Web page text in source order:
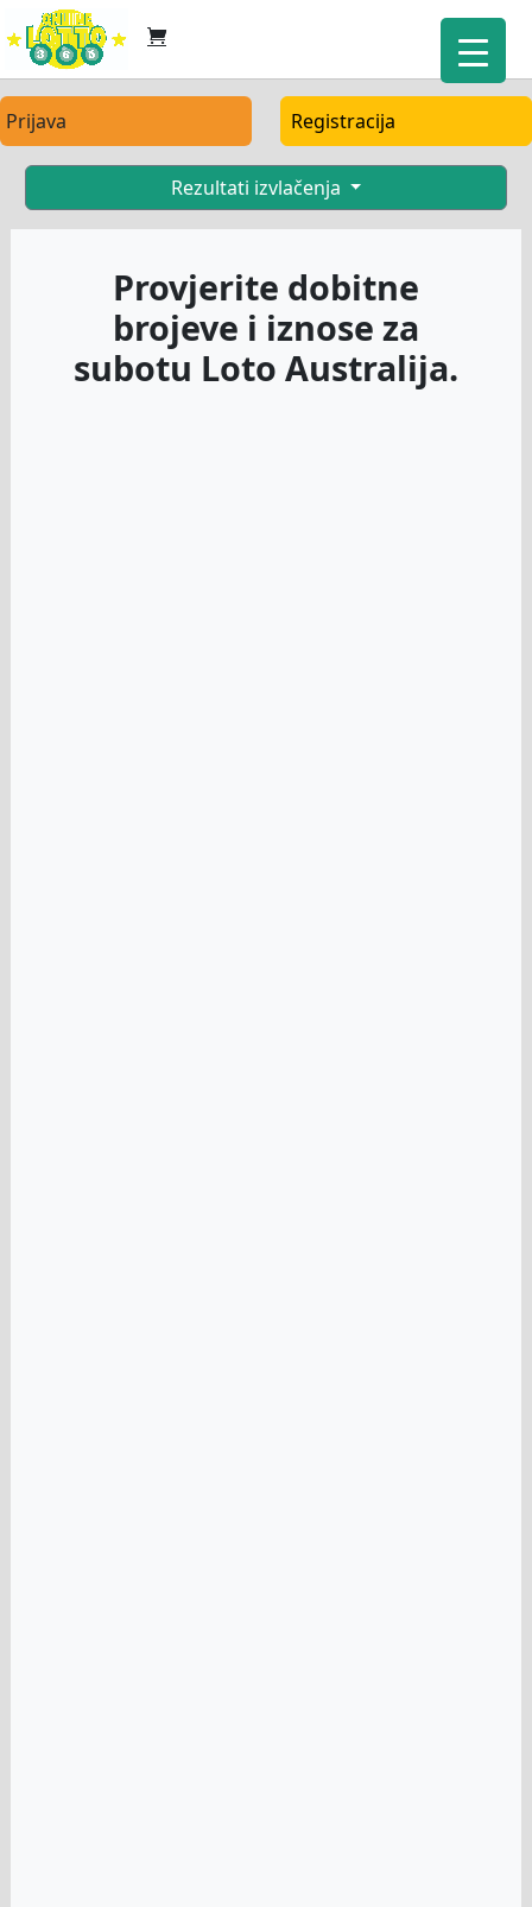
Prijava Registracija
Rezultati izvlačenja
Provjerite dobitne
brojeve i iznose za
subotu Loto Australija.